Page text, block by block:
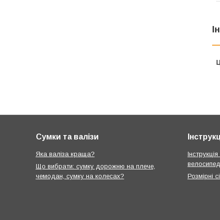
Сумки та валізи
Яка валіза краща?
Що вибрати: сумку дорожню на плече,
чемодан, сумку на колесах?
Розмірні